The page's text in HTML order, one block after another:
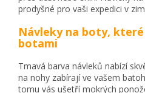
prodyšné pro vaši expedici v
Návleky na boty,
botami
Tmavá barva návleků nabízí
na nohy zabírají ve vašem
tomu vás ušetří mokrých